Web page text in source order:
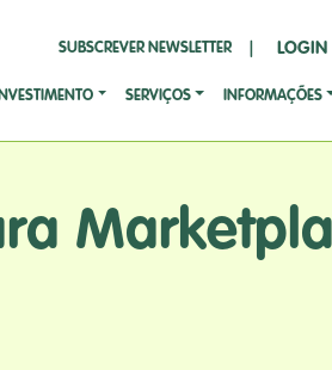
SUBSCREVER NEWSLETTER LOGIN
INVESTIMENTO SERVIÇOS INFORMAÇÕES